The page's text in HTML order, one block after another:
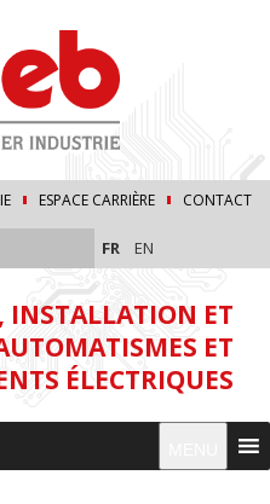
ESPACE CARRIÈRE CONTACT
FR EN
INSTALLATION ET
ET
ÉLECTRIQUES